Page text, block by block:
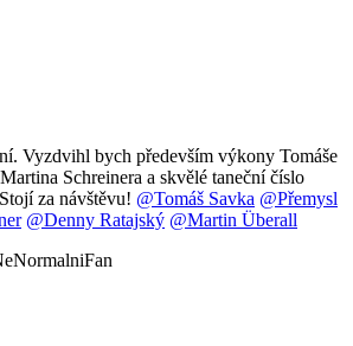
Vyzdvihl bych především výkony Tomáše
Schreinera a skvělé taneční číslo
za návštěvu! @Tomáš Savka @Přemysl
@Denny Ratajský @Martin Überall